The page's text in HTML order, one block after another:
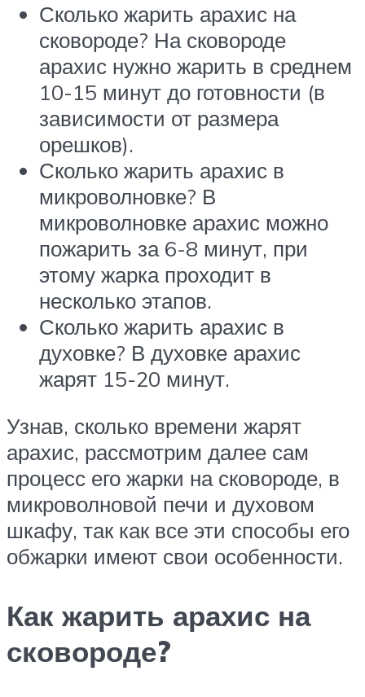
Сколько жарить арахис на
сковороде? На сковороде
арахис нужно жарить в среднем
10-15 минут до готовности (в
зависимости от размера
орешков).
Сколько жарить арахис в
микроволновке? В
микроволновке арахис можно
пожарить за 6-8 минут, при
этому жарка проходит в
несколько этапов.
Сколько жарить арахис в
духовке? В духовке арахис
жарят 15-20 минут.
Узнав, сколько времени жарят
арахис, рассмотрим далее сам
процесс его жарки на сковороде, в
микроволновой печи и духовом
шкафу, так как все эти способы его
обжарки имеют свои особенности.
Как жарить арахис на
сковороде?